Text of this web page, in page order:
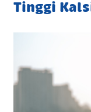
Tinggi